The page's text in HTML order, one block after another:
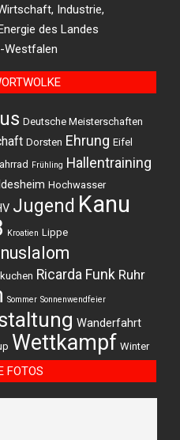
Deutsche Meisterschaften
Dorsten Ehrung Eifel
Frühling Hallentraining
Hochwasser
Jugend Kanu
Kroatien Lippe
Ricarda Funk Ruhr
Sommer Sonnenwendfeier
Wanderfahrt
Wettkampf Winter
FOTOS